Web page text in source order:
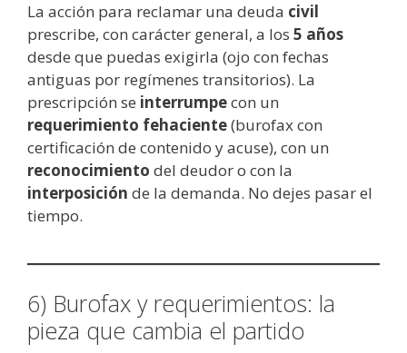
La acción para reclamar una deuda civil
prescribe, con carácter general, a los 5 años
desde que puedas exigirla (ojo con fechas
antiguas por regímenes transitorios). La
prescripción se interrumpecon un
requerimiento fehaciente(burofax con
certificación de contenido y acuse), con un
reconocimiento del deudor o con la
interposición de la demanda. No dejes pasar el
tiempo.
6) Burofax y requerimientos: la
pieza que cambia el partido